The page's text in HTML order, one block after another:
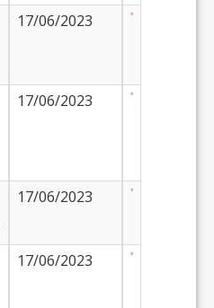
17/06/2023
17/06/2023
17/06/2023
17/06/2023